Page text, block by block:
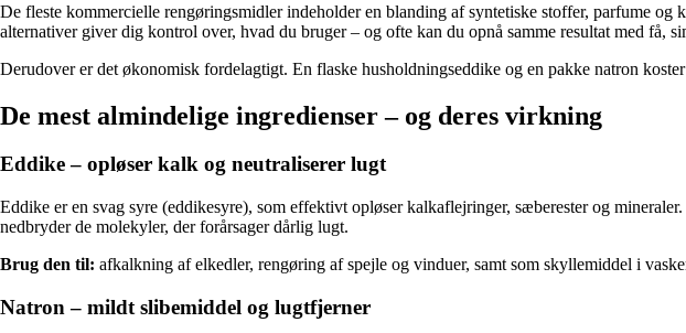
De fleste kommercielle rengøringsmidler indeholder en blanding af syntetiske stoffer, parfume
alternativer giver dig kontrol over, hvad du bruger – og ofte kan du opnå samme resultat med få,
Derudover er det økonomisk fordelagtigt. En flaske husholdningseddike og en pakke natron
De mest almindelige ingredienser – og deres virkning
Eddike – opløser kalk og neutraliserer lugt
Eddike er en svag syre (eddikesyre), som effektivt opløser kalkaflejringer, sæberester og
nedbryder de molekyler, der forårsager dårlig lugt.
Brug den til: afkalkning af elkedler, rengøring af spejle og vinduer, samt som skyllemiddel i
Natron – mildt slibemiddel og lugtfjerner